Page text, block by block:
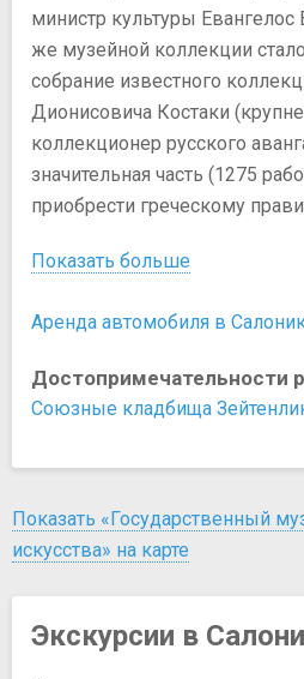
министр культуры Евангелос
же музейной коллекции
собрание известного
Дионисовича Костаки
коллекционер русского
значительная часть (1275
приобрести греческому
Показать больше
Аренда автомобиля в
Достопримечательности
Союзные кладбища
Показать «Государственный
искусства» на карте
Экскурсии в